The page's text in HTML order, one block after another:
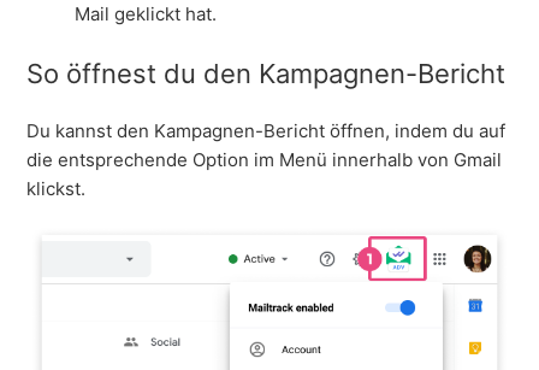
Mail geklickt hat.
So öffnest du den Kampagnen-Bericht
Du kannst den Kampagnen-Bericht öffnen, indem du auf
die entsprechende Option im Menü innerhalb von Gmail
klickst.